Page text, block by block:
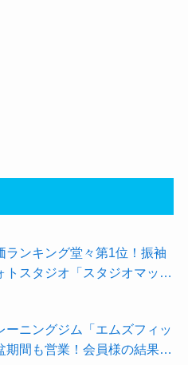
ランキング堂々第1位！振袖
トスタジオ「スタジオマック
2026年8月限定キャンペー
ーニングジム「エムズフィッ
期間も営業！会員様の結果を